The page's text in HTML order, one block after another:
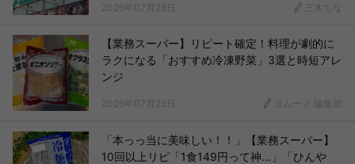
2026年07月28日 三木ちな
【業務スーパー】リピート確定！料理が劇的に
ラクになる「おすすめ冷凍野菜」3選と時短アレ
ンジ
2026年07月25日 ヨムーノ 編集部
「本っっ当に美味しい！！」【業務スーパー】
10回以上リピ「1食149円って神…」「ひんや